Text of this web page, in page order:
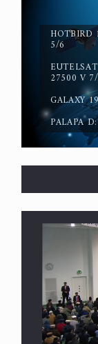
ليس
HOTBIRD
5/6
27500 V
GALAXY
PALAPA